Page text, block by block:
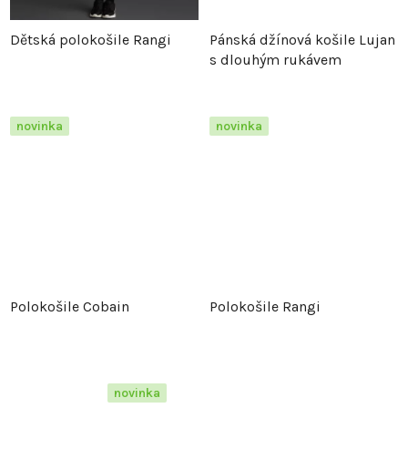
t
ů
Dětská polokošile Rangi
Pánská džínová košile Lujan
s dlouhým rukávem
novinka
Polokošile Cobain
novinka
Polokošile Rangi
novinka